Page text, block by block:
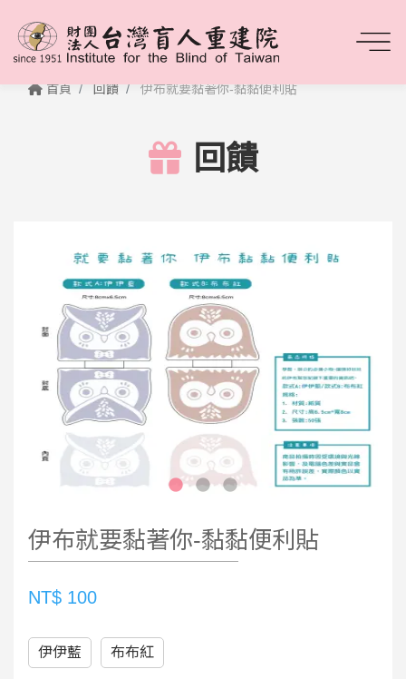
首頁 回饋 伊布就要黏著你-黏黏便利貼
回饋
伊布就要黏著你-黏黏便利貼
NT$ 100
伊伊藍 布布紅